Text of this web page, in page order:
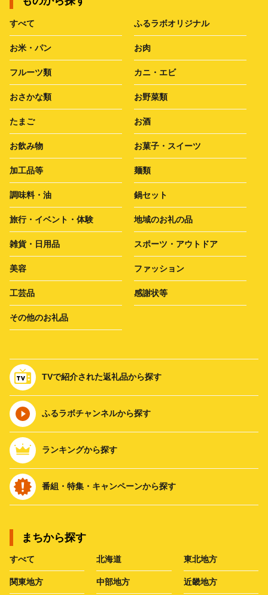
すべて ふるラボオリジナル
お米・パン お肉
フルーツ類 カニ・エビ
おさかな類 お野菜類
たまご お酒
お飲み物 お菓子・スイーツ
加工品等 麺類
調味料・油 鍋セット
旅行・イベント・体験 地域のお礼の品
雑貨・日用品 スポーツ・アウトドア
美容 ファッション
工芸品 感謝状等
その他のお礼品
TVで紹介された返礼品から探す
ふるラボチャンネルから探す
ランキングから探す
番組・特集・キャンペーンから探す
まちから探す
すべて 北海道 東北地方
関東地方 中部地方 近畿地方